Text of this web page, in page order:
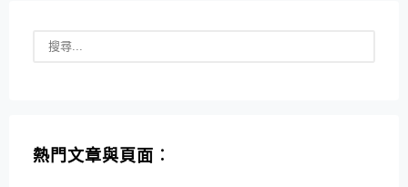
熱門文章與頁面︰